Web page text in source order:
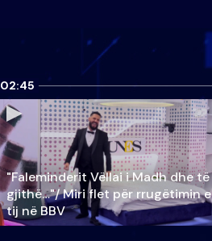
02:45
"Faleminderit Vëllai i Madh dhe të
gjithë…"/ Miri flet për rrugëtimin e
tij në BBV